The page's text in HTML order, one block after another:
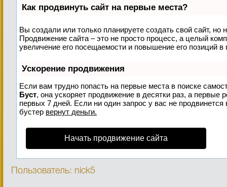
Как продвинуть сайт на первые места?
Вы создали или только планируете создать свой сайт, но
Продвижение сайта – это не просто процесс, а целый
увеличение его посещаемости и повышение его позиций в
Ускорение продвижения
Если вам трудно попасть на первые места в поиске
Буст, она ускоряет продвижение в десятки раз, а первые
первых 7 дней. Если ни один запрос у вас не
бустер вернут деньги.
Начать продвижение сайта
Пользователь: nick5